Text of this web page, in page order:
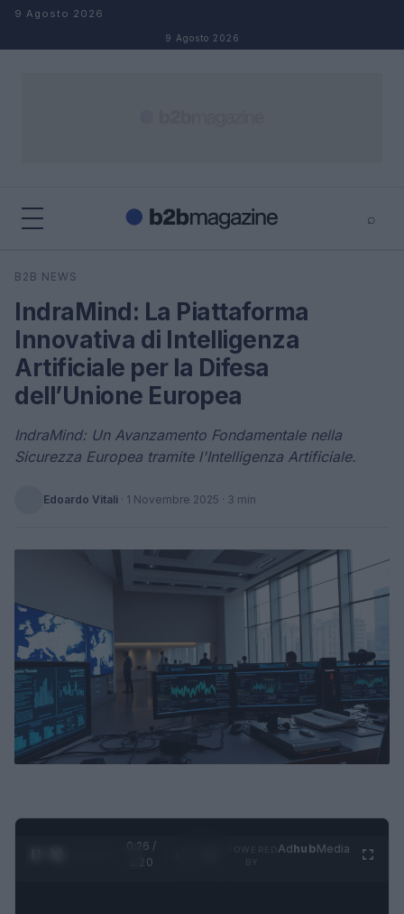
Salta al contenuto
9 Agosto 2026
9 Agosto 2026
⌕
Cerca
B2B NEWS
IndraMind: La Piattaforma
Innovativa di Intelligenza
Artificiale per la Difesa
dell’Unione Europea
IndraMind: Un Avanzamento Fondamentale nella
Sicurezza Europea tramite l'Intelligenza Artificiale.
Edoardo Vitali · 1 Novembre 2025 · 3 min
0:26 /
1:20
AdhubMedia